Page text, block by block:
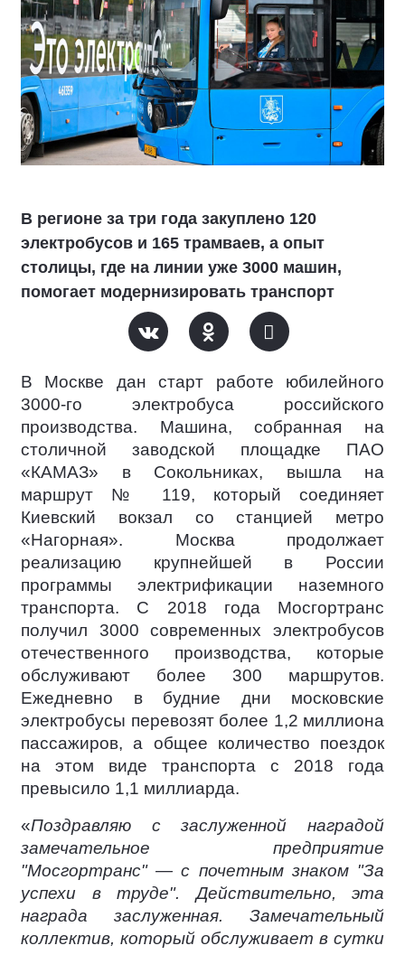
В регионе за три года закуплено 120
электробусов и 165 трамваев, а опыт
столицы, где на линии уже 3000 машин,
помогает модернизировать транспорт
В Москве дан старт работе юбилейного
3000-го электробуса российского
производства. Машина, собранная на
столичной заводской площадке ПАО
«КАМАЗ» в Сокольниках, вышла на
маршрут № 119, который соединяет
Киевский вокзал со станцией метро
«Нагорная». Москва продолжает
реализацию крупнейшей в России
программы электрификации наземного
транспорта. С 2018 года Мосгортранс
получил 3000 современных электробусов
отечественного производства, которые
обслуживают более 300 маршрутов.
Ежедневно в будние дни московские
электробусы перевозят более 1,2 миллиона
пассажиров, а общее количество поездок
на этом виде транспорта с 2018 года
превысило 1,1 миллиарда.
«Поздравляю с заслуженной наградой
замечательное предприятие
"Мосгортранс" — с почетным знаком "За
успехи в труде". Действительно, эта
награда заслуженная. Замечательный
коллектив, который обслуживает в сутки